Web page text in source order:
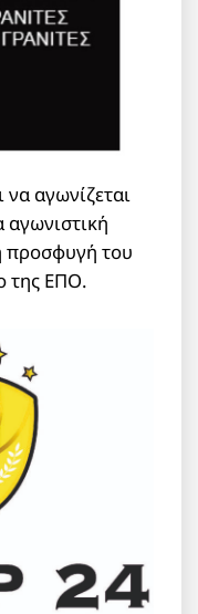
αγωνίζεται
αγωνιστική
προσφυγή του
της ΕΠΟ.